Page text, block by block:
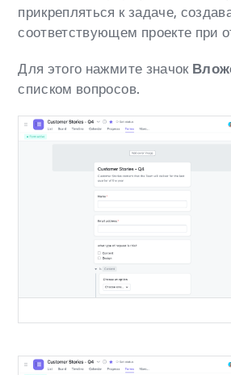
прикрепляться к задаче,
соответствующем проекте при
Для этого нажмите значок
списком вопросов.